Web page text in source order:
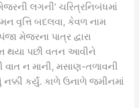
લગની’ ચરિત્રનિબંધમાં
વૃત્તિ બદલવા, કેવળ નામ
મેજરના પાત્ર દ્વારા
થયા પછી વતન આવીને
ન માની, મસાણ-તળાવની
કર્યું. કાળે ઉનાળે જમીનમાં